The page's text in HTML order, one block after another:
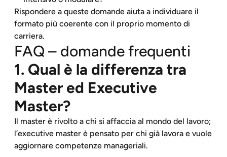
Rispondere a queste domande aiuta a individuare il
formato più coerente con il proprio momento di
carriera.
FAQ – domande frequenti
1. Qual è la differenza tra
Master ed Executive
Master?
Il master è rivolto a chi si affaccia al mondo del lavoro;
l’executive master è pensato per chi già lavora e vuole
aggiornare competenze manageriali.